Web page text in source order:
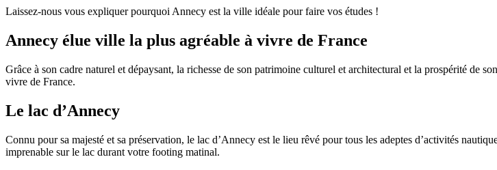
Laissez-nous vous expliquer pourquoi Annecy est la ville idéale pour faire vos études !
Annecy élue ville la plus agréable à vivre de France
Grâce à son cadre naturel et dépaysant, la richesse de son patrimoine culturel et architectural et la prospérité de
vivre de France.
Le lac d’Annecy
Connu pour sa majesté et sa préservation, le lac d’Annecy est le lieu rêvé pour tous les adeptes d’activités
imprenable sur le lac durant votre footing matinal.